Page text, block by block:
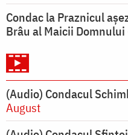
Condac la Praznicul
Brâu al Maicii Domnului
(Audio) Condacul
August